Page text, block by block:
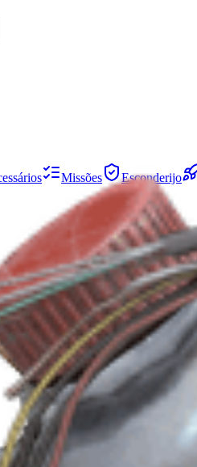
Missões Esconderijo
de Mina de Pulso